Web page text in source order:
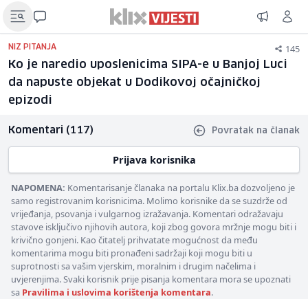
NIZ PITANJA 145
Ko je naredio uposlenicima SIPA-e u Banjoj Luci
da napuste objekat u Dodikovoj očajničkoj
epizodi
Komentari (117) Povratak na članak
Prijava korisnika
NAPOMENA: Komentarisanje članaka na portalu Klix.ba dozvoljeno je
samo registrovanim korisnicima. Molimo korisnike da se suzdrže od
vrijeđanja, psovanja i vulgarnog izražavanja. Komentari odražavaju
stavove isključivo njihovih autora, koji zbog govora mržnje mogu biti i
krivično gonjeni. Kao čitatelj prihvatate mogućnost da među
komentarima mogu biti pronađeni sadržaji koji mogu biti u
suprotnosti sa vašim vjerskim, moralnim i drugim načelima i
uvjerenjima. Svaki korisnik prije pisanja komentara mora se upoznati
sa Pravilima i uslovima korištenja komentara.